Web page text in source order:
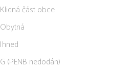
Klidná část obce
Obytná
Ihned
G (PENB nedodán)